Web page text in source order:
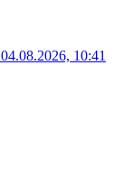
04.08.2026, 10:41